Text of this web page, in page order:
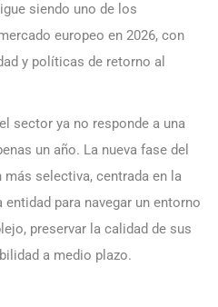
siendo uno de los
europeo en 2026, con
y políticas de retorno al
sector ya no responde a una
un año. La nueva fase del
selectiva, centrada en la
para navegar un entorno
preservar la calidad de sus
a medio plazo.